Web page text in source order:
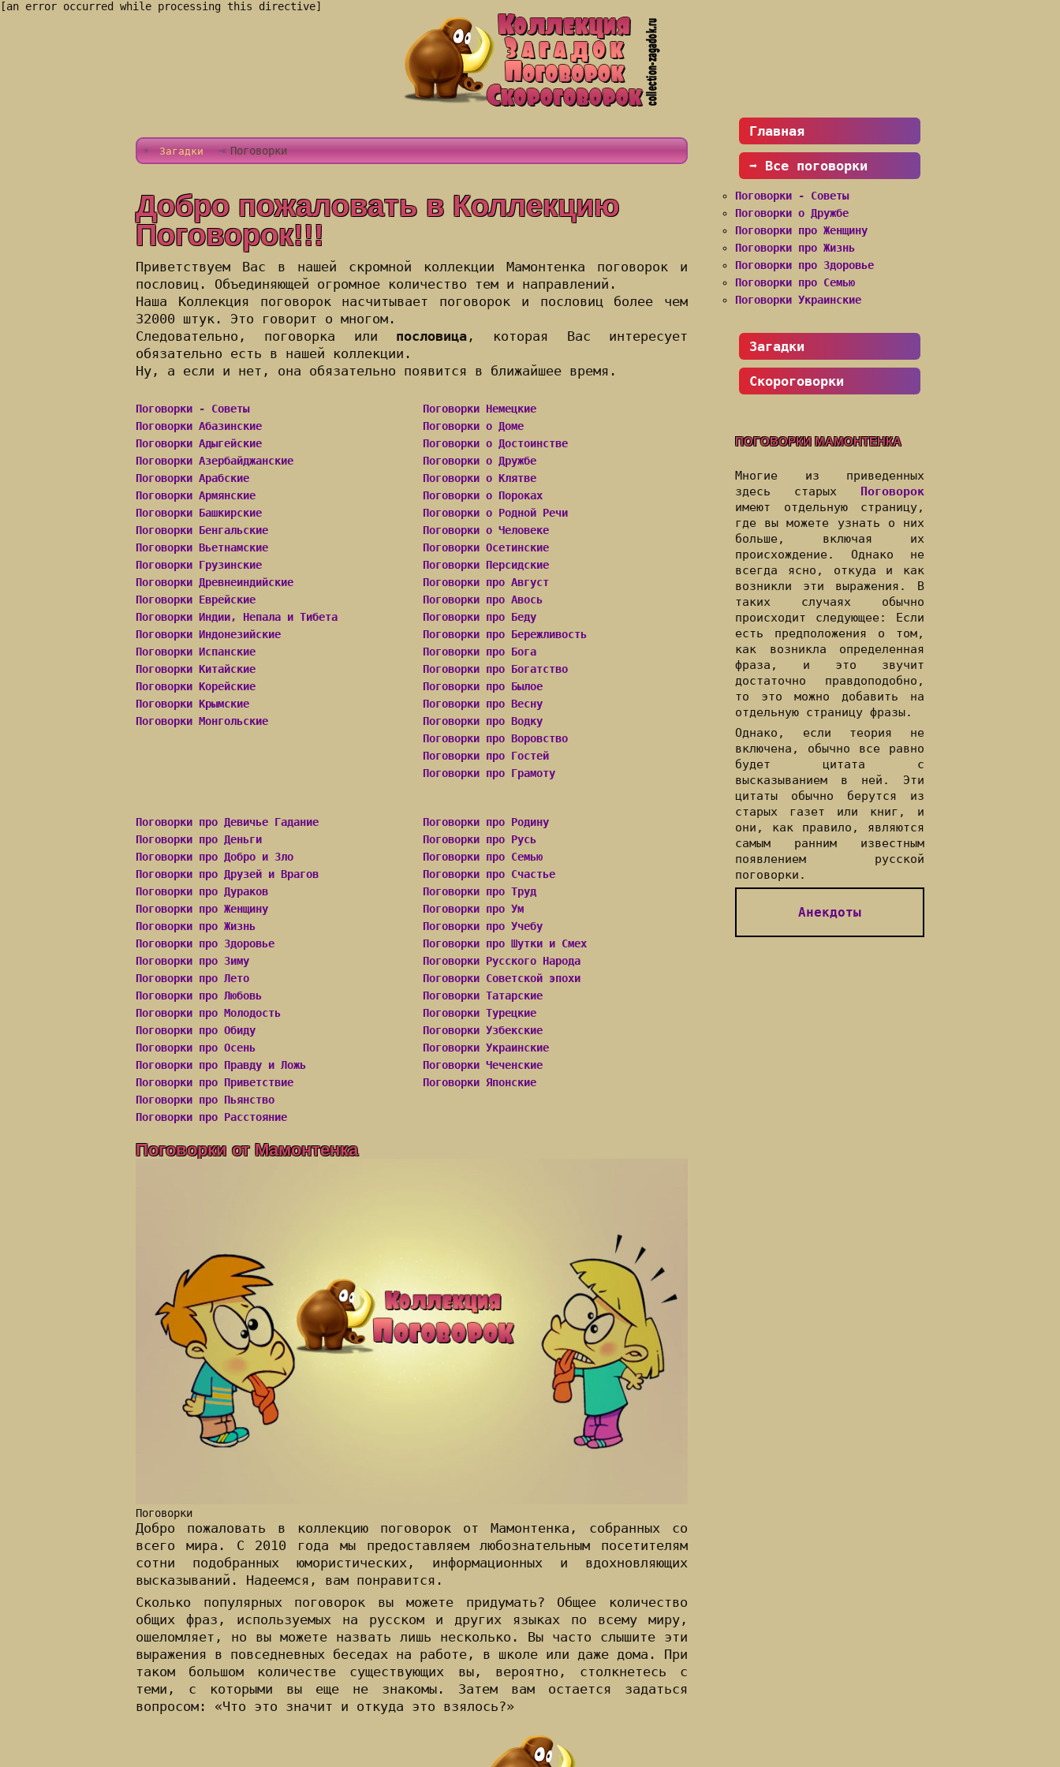
[an error occurred while processing this directive]
Загадки Поговорки
Добро пожаловать в Коллекцию
Поговорок!!!
Приветствуем Вас в нашей скромной коллекции Мамонтенка поговорок и
пословиц. Объединяющей огромное количество тем и направлений.
Наша Коллекция поговорокнасчитывает поговорок и пословиц более чем
32000 штук. Это говорит о многом.
Следовательно, поговорка или пословица , которая Вас интересует
обязательно есть в нашей коллекции.
Ну, а если и нет, она обязательно появится в ближайшее время.
Поговорки - Советы
Поговорки Абазинские
Поговорки Адыгейские
Поговорки Азербайджанские
Поговорки Арабские
Поговорки Армянские
Поговорки Башкирские
Поговорки Бенгальские
Поговорки Вьетнамские
Поговорки Грузинские
Поговорки Древнеиндийские
Поговорки Еврейские
Поговорки Индии, Непала и Тибета
Поговорки Индонезийские
Поговорки Испанские
Поговорки Китайские
Поговорки Корейские
Поговорки Крымские
Поговорки Монгольские
Поговорки Немецкие
Поговорки о Доме
Поговорки о Достоинстве
Поговорки о Дружбе
Поговорки о Клятве
Поговорки о Пороках
Поговорки о Родной Речи
Поговорки о Человеке
Поговорки Осетинские
Поговорки Персидские
Поговорки про Август
Поговорки про Авось
Поговорки про Беду
Поговорки про Бережливость
Поговорки про Бога
Поговорки про Богатство
Поговорки про Былое
Поговорки про Весну
Поговорки про Водку
Поговорки про Воровство
Поговорки про Гостей
Поговорки про Грамоту
Поговорки про Девичье Гадание
Поговорки про Деньги
Поговорки про Добро и Зло
Поговорки про Друзей и Врагов
Поговорки про Дураков
Поговорки про Женщину
Поговорки про Жизнь
Поговорки про Здоровье
Поговорки про Зиму
Поговорки про Лето
Поговорки про Любовь
Поговорки про Молодость
Поговорки про Обиду
Поговорки про Осень
Поговорки про Правду и Ложь
Поговорки про Приветствие
Поговорки про Пьянство
Поговорки про Расстояние
Поговорки про Родину
Поговорки про Русь
Поговорки про Семью
Поговорки про Счастье
Поговорки про Труд
Поговорки про Ум
Поговорки про Учебу
Поговорки про Шутки и Смех
Поговорки Русского Народа
Поговорки Советской эпохи
Поговорки Татарские
Поговорки Турецкие
Поговорки Узбекские
Поговорки Украинские
Поговорки Чеченские
Поговорки Японские
Поговорки от Мамонтенка
Поговорки
Добро пожаловать в коллекцию поговорок от Мамонтенка, собранных со
всего мира. С 2010 года мы предоставляем любознательным посетителям
сотни подобранных юмористических, информационных и вдохновляющих
высказываний. Надеемся, вам понравится.
Сколько популярных поговорок вы можете придумать? Общее количество
общих фраз, используемых на русском и других языках по всему миру,
ошеломляет, но вы можете назвать лишь несколько. Вы часто слышите эти
выражения в повседневных беседах на работе, в школе или даже дома. При
таком большом количестве существующих вы, вероятно, столкнетесь с
теми, с которыми вы еще не знакомы. Затем вам остается задаться
вопросом: «Что это значит и откуда это взялось?»
Главная
➡ Все поговорки
Поговорки - Советы
Поговорки о Дружбе
Поговорки про Женщину
Поговорки про Жизнь
Поговорки про Здоровье
Поговорки про Семью
Поговорки Украинские
Загадки
Скороговорки
ПОГОВОРКИ МАМОНТЕНКА
Многие из приведенных
здесь старых Поговорок
имеют отдельную страницу,
где вы можете узнать о них
больше, включая их
происхождение. Однако не
всегда ясно, откуда и как
возникли эти выражения. В
таких случаях обычно
происходит следующее: Если
есть предположения о том,
как возникла определенная
фраза, и это звучит
достаточно правдоподобно,
то это можно добавить на
отдельную страницу фразы.
Однако, если теория не
включена, обычно все равно
будет цитата с
высказыванием в ней. Эти
цитаты обычно берутся из
старых газет или книг, и
они, как правило, являются
самым ранним известным
появлением русской
поговорки.
Анекдоты